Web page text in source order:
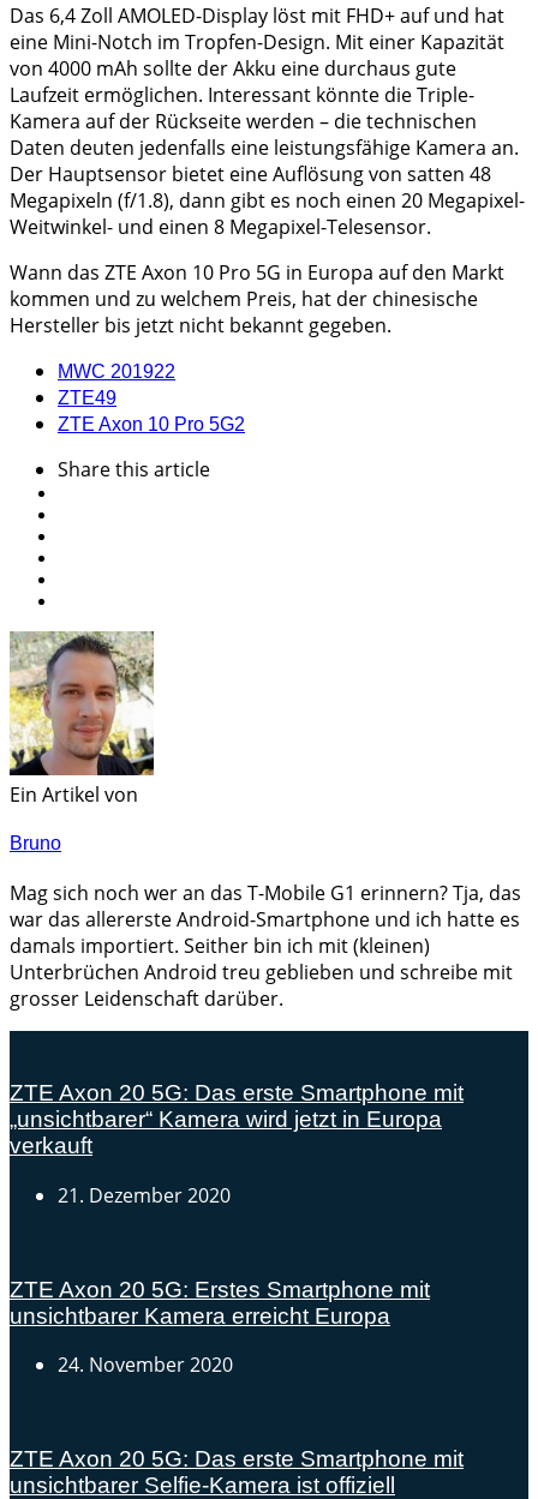
Das 6,4 Zoll AMOLED-Display löst mit FHD+ auf und hat
eine Mini-Notch im Tropfen-Design. Mit einer Kapazität
von 4000 mAh sollte der Akku eine durchaus gute
Laufzeit ermöglichen. Interessant könnte die Triple-
Kamera auf der Rückseite werden – die technischen
Daten deuten jedenfalls eine leistungsfähige Kamera an.
Der Hauptsensor bietet eine Auflösung von satten 48
Megapixeln (f/1.8), dann gibt es noch einen 20 Megapixel-
Weitwinkel- und einen 8 Megapixel-Telesensor.
Wann das ZTE Axon 10 Pro 5G in Europa auf den Markt
kommen und zu welchem Preis, hat der chinesische
Hersteller bis jetzt nicht bekannt gegeben.
MWC 201922
ZTE49
ZTE Axon 10 Pro 5G2
Sharethis article
Ein Artikel von
Bruno
Mag sich noch wer an das T-Mobile G1 erinnern? Tja, das
war das allererste Android-Smartphone und ich hatte es
damals importiert. Seither bin ich mit (kleinen)
Unterbrüchen Android treu geblieben und schreibe mit
grosser Leidenschaft darüber.
ZTE Axon 20 5G: Das erste Smartphone mit
„unsichtbarer“ Kamera wird jetzt in Europa
verkauft
21. Dezember 2020
ZTE Axon 20 5G: Erstes Smartphone mit
unsichtbarer Kamera erreicht Europa
24. November 2020
ZTE Axon 20 5G: Das erste Smartphone mit
unsichtbarer Selfie-Kamera ist offiziell